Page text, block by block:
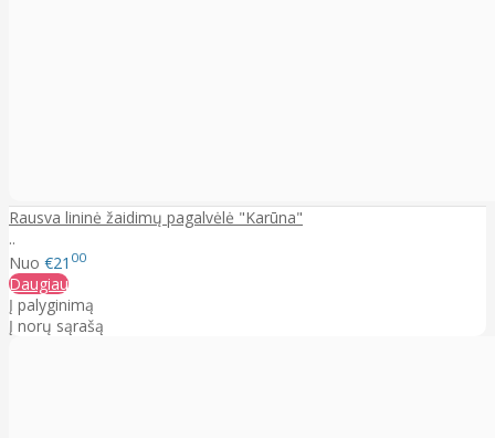
Rausva lininė žaidimų pagalvėlė "Karūna"
..
Nuo €21 00
Daugiau
Į palyginimą
Į norų sąrašą